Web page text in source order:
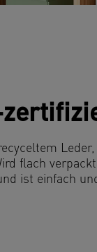
flach
ist einfach